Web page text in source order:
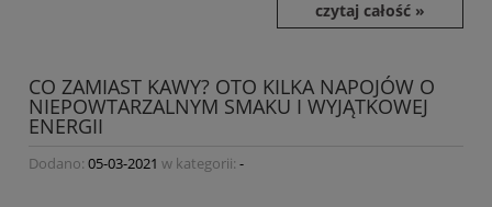
czytaj całość »
CO ZAMIAST KAWY? OTO KILKA NAPOJÓW O
NIEPOWTARZALNYM SMAKU I WYJĄTKOWEJ
ENERGII
Dodano: 05-03-2021 w kategorii: -